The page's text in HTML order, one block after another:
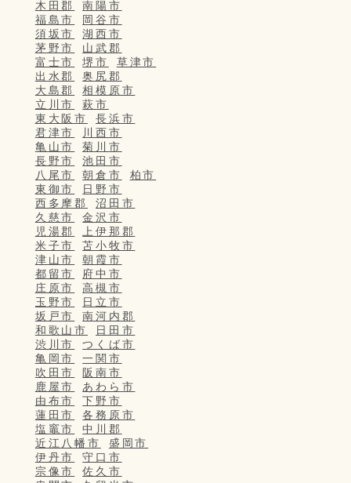
木田郡
南陽市
福島市
岡谷市
須坂市
湖西市
茅野市
山武郡
富士市
堺市
草津市
出水郡
奥尻郡
大島郡
相模原市
立川市
萩市
東大阪市
長浜市
君津市
川西市
亀山市
菊川市
長野市
池田市
八尾市
朝倉市
柏市
東御市
日野市
西多摩郡
沼田市
久慈市
金沢市
児湯郡
上伊那郡
米子市
苫小牧市
津山市
朝霞市
都留市
府中市
庄原市
高槻市
玉野市
日立市
坂戸市
南河内郡
和歌山市
日田市
渋川市
つくば市
亀岡市
一関市
吹田市
阪南市
鹿屋市
あわら市
由布市
下野市
蓮田市
各務原市
塩竈市
中川郡
近江八幡市
盛岡市
伊丹市
守口市
宗像市
佐久市